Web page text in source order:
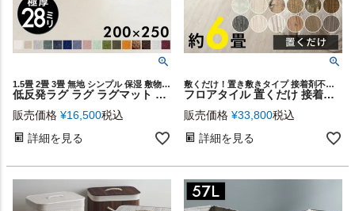
1.5畳 2畳 3畳 無地 シンプル 保湿 敷物 マイクロファイバー ウレタン フランネル ホットカーペットカバー ラグカーペット 低反発ラグマット 子供 赤ちゃん 部屋 春 夏 秋 冬 大きめ 年中
低反発ラグ ラグ ラグマット モフィネ 低反発 厚さ 28mm 約 200cm×250cm 長方形 床暖房 ホットカーペット 対応 可 滑り止め付き オールシーズン カーペット 絨毯 マット センターラグ 極厚 厚手 厚め 防音 遮音 おしゃれ 北欧 インテリア 西海岸 [T100-200x250]
販売価格 ¥16,500税込
詳細を見る
敷くだけ！置き敷きタイプ 接着剤不要フロアタイル カーペット
フロアタイル 置くだけ 接着剤不要 木目 アンティーク風 ブルックリンスタイル 敷くだけフローリングタイル 72枚セット 約6畳 [置き敷きタイプ] [ft-624] DIY 床 賃貸 簡単 タイル 貼ってはがせる ウッドフローリングマット ウッドカーペット 床材 リフォーム ヴィンテージ
販売価格 ¥33,800税込
詳細を見る